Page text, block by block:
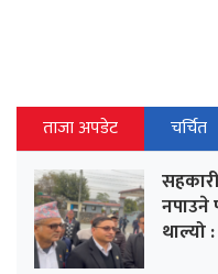
ताजा अपडेट चर्चित
नपाउने
थाल्यो